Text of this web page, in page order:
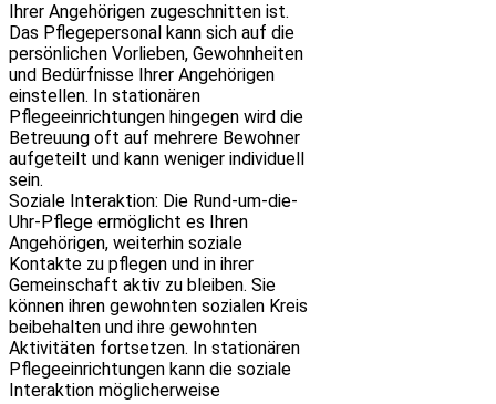
Ihrer Angehörigen zugeschnitten ist.
Das Pflegepersonal kann sich auf die
persönlichen Vorlieben, Gewohnheiten
und Bedürfnisse Ihrer Angehörigen
einstellen. In stationären
Pflegeeinrichtungen hingegen wird die
Betreuung oft auf mehrere Bewohner
aufgeteilt und kann weniger individuell
sein.
Soziale Interaktion: Die Rund-um-die-
Uhr-Pflege ermöglicht es Ihren
Angehörigen, weiterhin soziale
Kontakte zu pflegen und in ihrer
Gemeinschaft aktiv zu bleiben. Sie
können ihren gewohnten sozialen Kreis
beibehalten und ihre gewohnten
Aktivitäten fortsetzen. In stationären
Pflegeeinrichtungen kann die soziale
Interaktion möglicherweise